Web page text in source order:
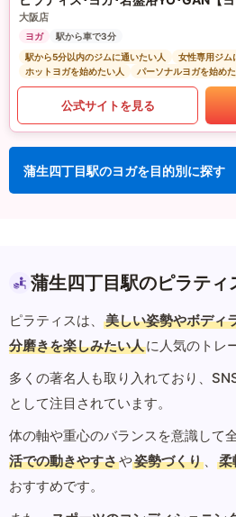
大阪店
ヨガ
駅から車で3分
駅から5分以内のジムに通いたい人
女性専用ジム
ホットヨガを始めたい人
パーソナルヨガを始め
公式サイトを見る
蒲生四丁目駅のヨガを目的別に探す
蒲生四丁目駅のピラティ
ピラティスは、 美しい姿勢やボディ
分磨きを楽しみたい人に人気のトレ
多くの著名人も取り入れており、
として注目されています。
体の軸や重心のバランスを意識して
活での動きやすさや姿勢づくり 、 柔
おすすめです。